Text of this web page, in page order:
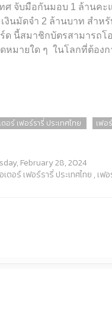
ทศ จับมือกันมอบ 1 ล้านค
นมัดจำ 2 ล้านบาท สำห
ด นี้สมาชิกบัตรสามารถโ
หมายใด ๆ ในโลกที่ต้อ
อร์ เฟอร์รารี่ ประเทศไทย เฟอ
February 28, 2024
เตอร์ เฟอร์รารี่ ประเทศไทย , เฟ